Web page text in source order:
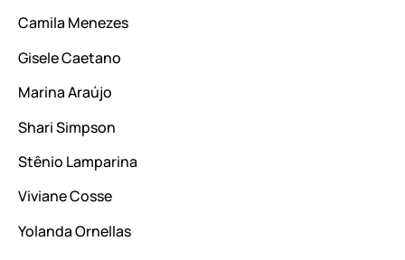
Camila Menezes
Gisele Caetano
Marina Araújo
Shari Simpson
Stênio Lamparina
Viviane Cosse
Yolanda Ornellas